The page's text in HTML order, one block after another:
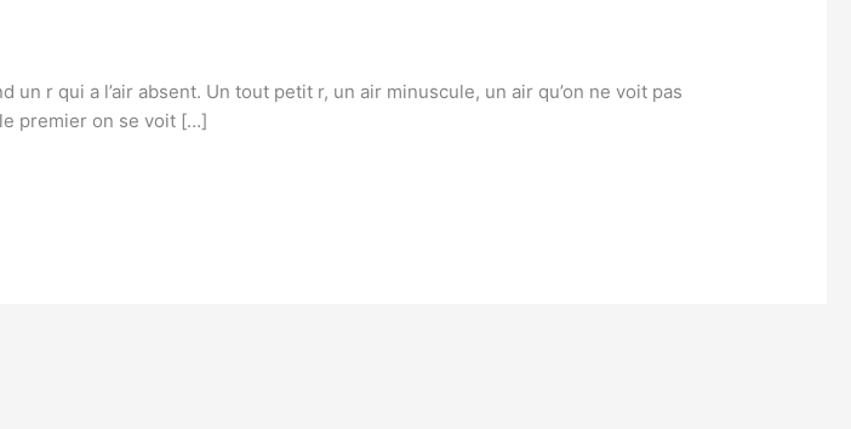
r qui a l’air absent. Un tout petit r, un air minuscule, un air qu’on ne voit pas
premier on se voit […]